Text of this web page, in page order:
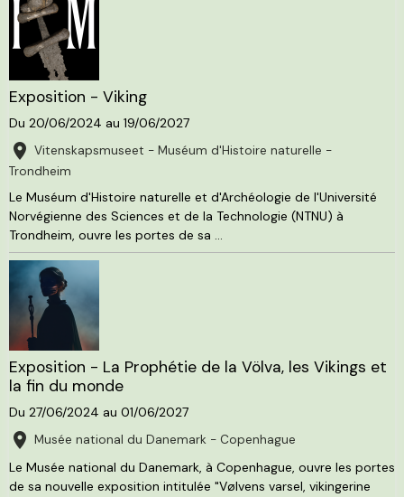
Exposition - Viking
Du 20/06/2024 au 19/06/2027
Vitenskapsmuseet - Muséum d'Histoire naturelle -
Trondheim
Le Muséum d'Histoire naturelle et d'Archéologie de l'Université
Norvégienne des Sciences et de la Technologie (NTNU) à
Trondheim, ouvre les portes de sa ...
Exposition - La Prophétie de la Völva, les Vikings et
la fin du monde
Du 27/06/2024 au 01/06/2027
Musée national du Danemark - Copenhague
Le Musée national du Danemark, à Copenhague, ouvre les portes
de sa nouvelle exposition intitulée "Vølvens varsel, vikingerine